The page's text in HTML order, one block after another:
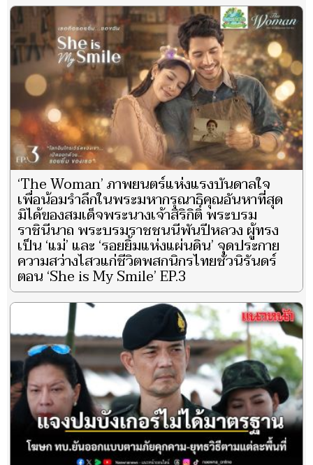
‘The Woman’ ภาพยนตร์แห่งแรงบันดาลใจ
เพื่อน้อมรำลึกในพระมหากรุณาธิคุณอันหาที่สุด
มิได้ของสมเด็จพระนางเจ้าสิริกิติ์ พระบรม
ราชินีนาถ พระบรมราชชนนีพันปีหลวง ผู้ทรง
เป็น ‘แม่’ และ ‘รอยยิ้มแห่งแผ่นดิน’ จุดประกาย
ความสว่างไสวแก่ชีวิตพสกนิกรไทยชั่วนิรันดร์
ตอน ‘She is My Smile’ EP.3